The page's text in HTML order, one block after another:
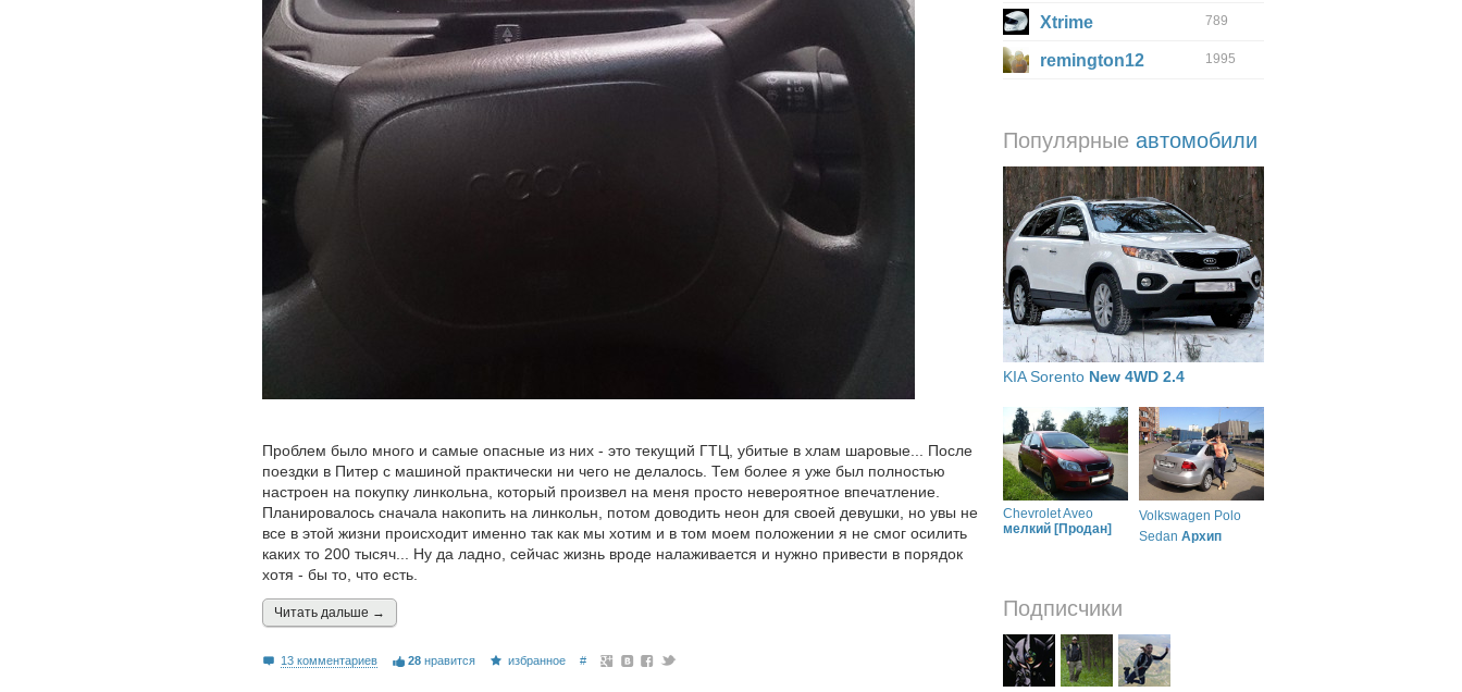
Xtrime 789
remington12 1995
Популярные автомобили
KIA Sorento New 4WD 2.4
Chevrolet Aveo
мелкий [Продан]
Volkswagen Polo
Sedan Архип
Подписчики
Проблем было много и самые опасные из них - это текущий ГТЦ, убитые в хлам шаровые... После
поездки в Питер с машиной практически ни чего не делалось. Тем более я уже был полностью
настроен на покупку линкольна, который произвел на меня просто невероятное впечатление.
Планировалось сначала накопить на линкольн, потом доводить неон для своей девушки, но увы не
все в этой жизни происходит именно так как мы хотим и в том моем положении я не смог осилить
каких то 200 тысяч... Ну да ладно, сейчас жизнь вроде налаживается и нужно привести в порядок
хотя - бы то, что есть.
Читать дальшe →
13 комментариев 28 нравится избранное #